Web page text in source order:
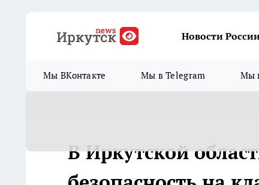
Новости
Мы ВКонтакте Мы в Telegram Мы
В Иркутской